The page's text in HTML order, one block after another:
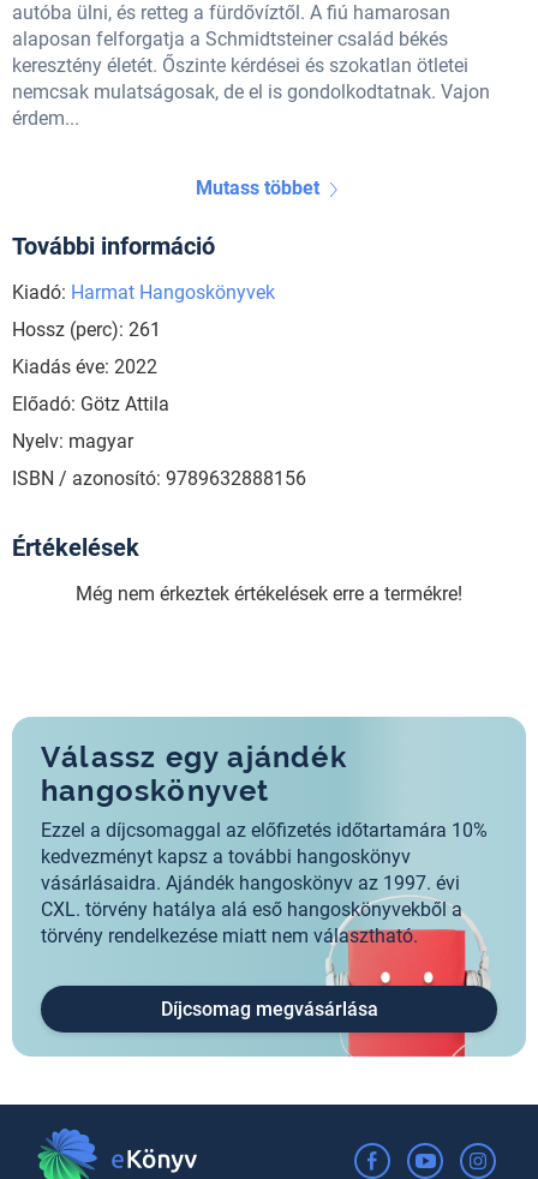
autóba ülni, és retteg a fürdővíztől. A fiú hamarosan
alaposan felforgatja a Schmidtsteiner család békés
keresztény életét. Őszinte kérdései és szokatlan ötletei
nemcsak mulatságosak, de el is gondolkodtatnak. Vajon
érdem...
Mutass többet
További információ
Kiadó: Harmat Hangoskönyvek
Hossz (perc): 261
Kiadás éve: 2022
Előadó: Götz Attila
Nyelv: magyar
ISBN / azonosító: 9789632888156
Értékelések
Még nem érkeztek értékelések erre a termékre!
Válassz egy ajándék
hangoskönyvet
Ezzel a díjcsomaggal az előfizetés időtartamára 10%
kedvezményt kapsz a további hangoskönyv
vásárlásaidra. Ajándék hangoskönyv az 1997. évi
CXL. törvény hatálya alá eső hangoskönyvekből a
törvény rendelkezése miatt nem választható.
Díjcsomag megvásárlása